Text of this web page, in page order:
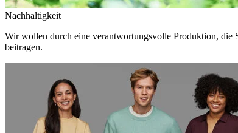
Nachhaltigkeit
Wir wollen durch eine verantwortungsvolle Produktion,
beitragen.